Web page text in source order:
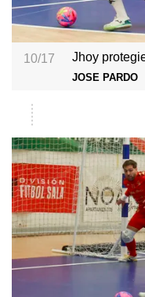
10/17 Jhoy
JOSE PARDO